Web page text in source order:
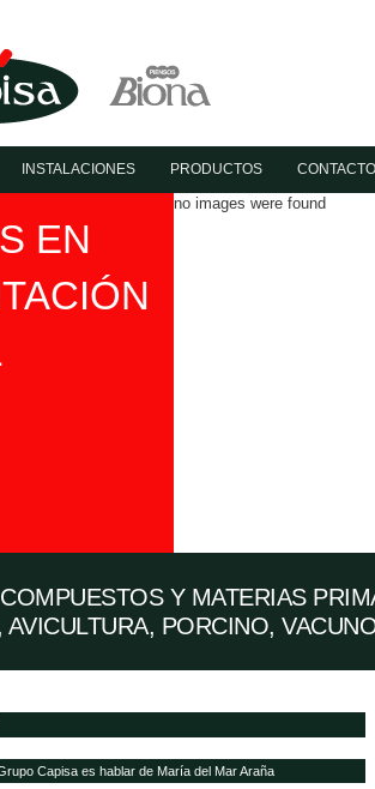
INSTALACIONES PRODUCTOS
no images were found
EN
Y MATERIAS
AVICULTURA, PORCINO,
Capisa es hablar de María del Mar Araña